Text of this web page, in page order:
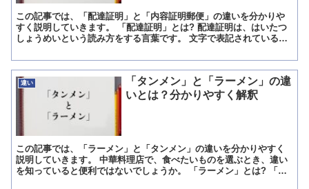
この記事では、「配達証明」と「内容証明郵便」の違いを分かりや
すく説明していきます。 「配達証明」とは? 配達証明は、はいたつ
しょうめいという読み方をする言葉です。 文字で表記されているの
違い
「タンメン」と「ラーメン」の違
いとは？分かりやすく解釈
この記事では、「ラーメン」と「タンメン」の違いを分かりやすく
説明していきます。 中華料理店で、食べたいものを選ぶとき、違い
を知っていると便利ではないでしょうか。 「ラーメン」とは? 「ラ